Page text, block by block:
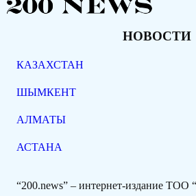
НОВОСТИ
КАЗАХСТАН
ШЫМКЕНТ
АЛМАТЫ
АСТАНА
“200.news” – интернет-издание